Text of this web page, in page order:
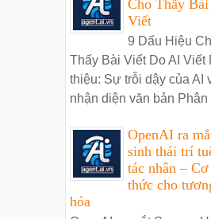
Cho Thấy
Viết
9 Dấu Hiệu
Thấy Bài Viết Do AI Viết
thiệu: Sự trỗi dậy của AI
nhận diện văn bản Phân
OpenAI ra
sinh thái trí
tác nhân –
thức cho
hóa